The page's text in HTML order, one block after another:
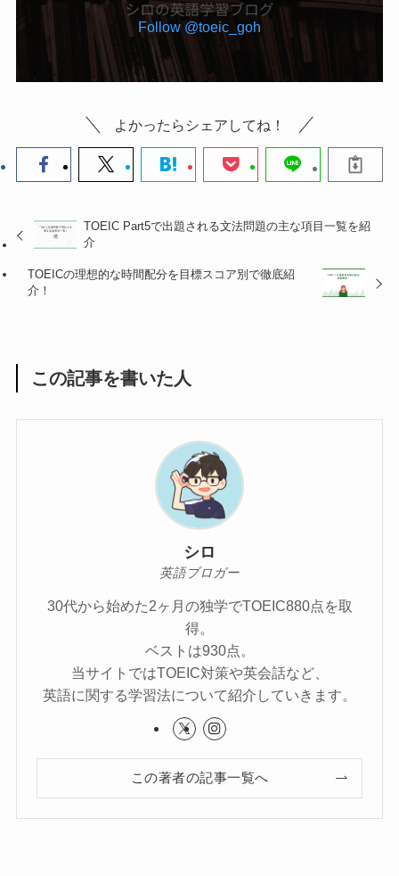
Follow @toeic_goh
よかったらシェアしてね！
TOEIC Part5で出題される文法問題の主な項目一覧を紹
介
TOEICの理想的な時間配分を目標スコア別で徹底紹
介！
この記事を書いた人
シロ
英語ブロガー
30代から始めた2ヶ月の独学でTOEIC880点を取
得。
ベストは930点。
当サイトではTOEIC対策や英会話など、
英語に関する学習法について紹介していきます。
この著者の記事一覧へ